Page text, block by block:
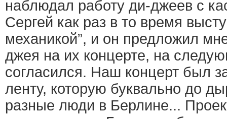
наблюдал работу ди-джеев с
Сергей как раз в то время
механикой”, и он предложил
джея на их концерте, на
согласился. Наш концерт был
ленту, которую буквально до
разные люди в Берлине...